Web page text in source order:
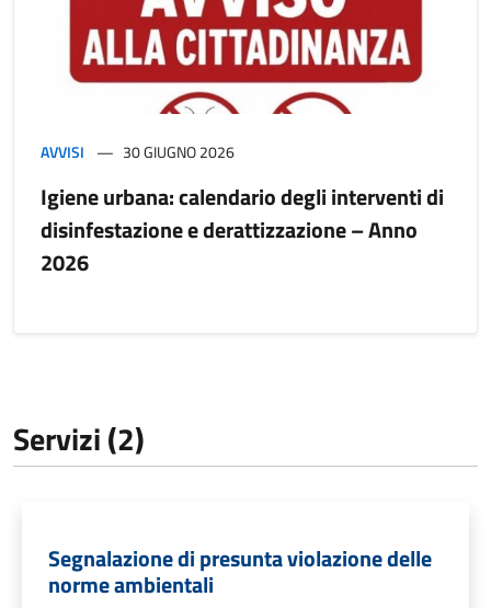
AVVISI 30 GIUGNO 2026
Igiene urbana: calendario degli interventi di
disinfestazione e derattizzazione – Anno
2026
Servizi (2)
Segnalazione di presunta violazione delle
norme ambientali